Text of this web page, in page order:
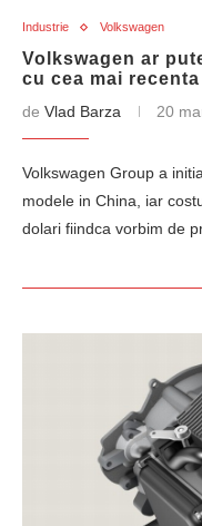
Industrie Volkswagen
Volkswagen ar
cu cea mai
de Vlad Barza 20
Volkswagen Group a
modele in China, iar
dolari fiindca vorbim de